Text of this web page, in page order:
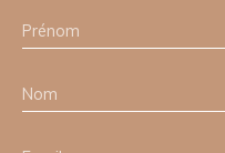
Prénom
Nom